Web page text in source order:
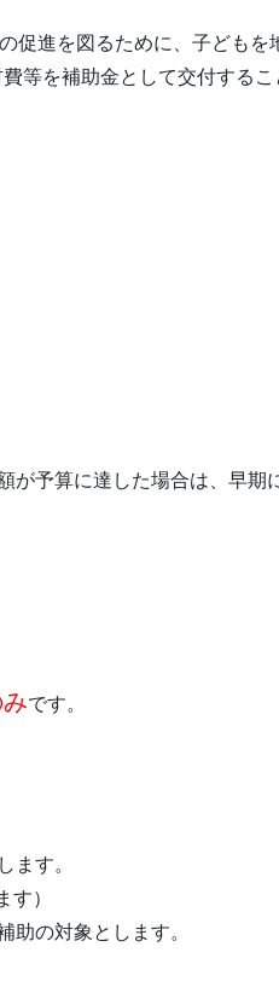
促進を図るために、子どもを
等を補助金として交付する
が予算に達した場合は、早
です。
す。
）
の対象とします。